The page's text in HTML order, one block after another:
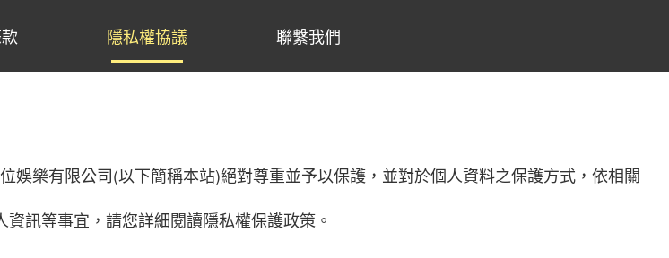
隱私權協議 聯繫我們
樂有限公司(以下簡稱本站)絕對尊重並予以保護，並對於個人資料之保護方式，依相關
訊等事宜，請您詳細閱讀隱私權保護政策。